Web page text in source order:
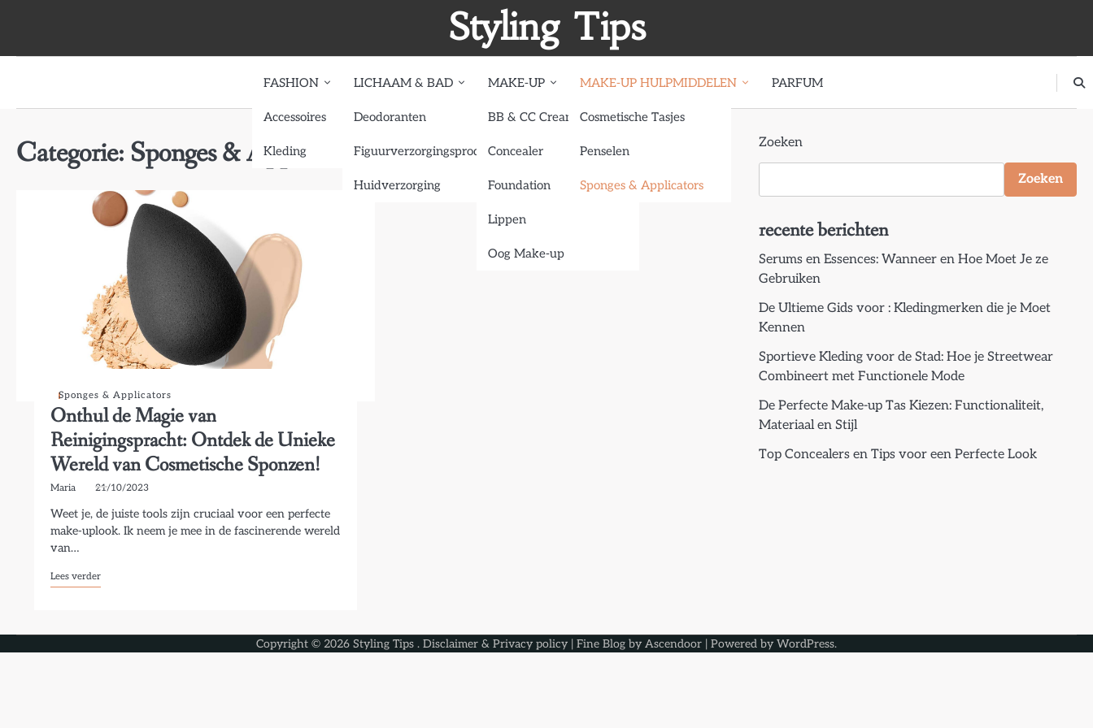
Styling Tips
FASHION
Accessoires
Kleding
LICHAAM & BAD
Deodoranten
Figuurverzorgingsproducten
Huidverzorging
MAKE-UP
BB & CC Creams
Concealer
Foundation
Lippen
Oog Make-up
MAKE-UP HULPMIDDELEN
Cosmetische Tasjes
Penselen
Sponges & Applicators
PARFUM
Categorie: Sponges & Applicators
Sponges & Applicators
Onthul de Magie van
Reinigingspracht: Ontdek de Unieke
Wereld van Cosmetische Sponzen!
Maria 21/10/2023
Weet je, de juiste tools zijn cruciaal voor een perfecte
make-uplook. Ik neem je mee in de fascinerende wereld
van…
Lees verder
Zoeken
Zoeken
recente berichten
Serums en Essences: Wanneer en Hoe Moet Je ze
Gebruiken
De Ultieme Gids voor : Kledingmerken die je Moet
Kennen
Sportieve Kleding voor de Stad: Hoe je Streetwear
Combineert met Functionele Mode
De Perfecte Make-up Tas Kiezen: Functionaliteit,
Materiaal en Stijl
Top Concealers en Tips voor een Perfecte Look
Copyright © 2026 Styling Tips . Disclaimer & Privacy policy | Fine Blog by Ascendoor | Powered by WordPress.